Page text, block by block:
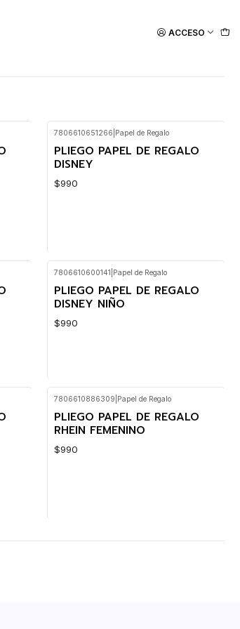
ACCESO
7806610651266 Papel de Regalo
PLIEGO PAPEL DE REGALO
DISNEY
$990
7806610600141 Papel de Regalo
PLIEGO PAPEL DE REGALO
DISNEY NIÑO
$990
7806610886309 Papel de Regalo
PLIEGO PAPEL DE REGALO
RHEIN FEMENINO
$990